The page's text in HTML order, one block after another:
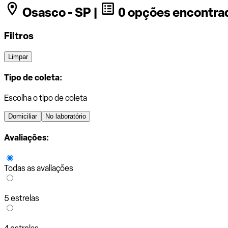
Osasco - SP | 0 opções
Filtros
Limpar
Tipo de coleta:
Escolha o tipo de coleta
Domiciliar No laboratório
Avaliações:
Todas as avaliações
5 estrelas